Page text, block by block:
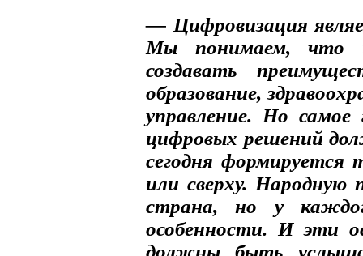
— Цифровизация
Мы понимаем, что
создавать
образование,
управление. Но самое
цифровых решений
сегодня формируется
или сверху.
страна, но у
особенности. И эти
должны быть